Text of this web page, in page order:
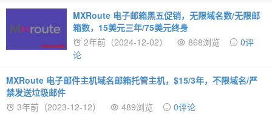
MXRoute 电子邮箱黑五促销，无限域名数/无限邮
箱数，15美元三年/75美元终身
2年前（2024-12-02）
868浏览
0评
论
MXRoute 电子邮件主机域名邮箱托管主机，$15/3年，不限域名/严
禁发送垃圾邮件
3年前（2023-12-12）
489浏览 0评论